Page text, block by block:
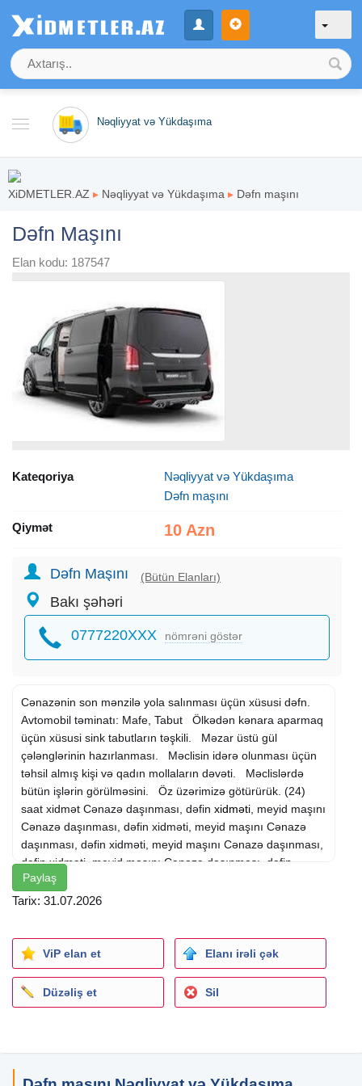
Nəqliyyat və Yükdaşıma
XiDMETLER.AZ ▸ Nəqliyyat və Yükdaşıma ▸ Dəfn maşını
Dəfn Maşını
Elan kodu: 187547
Kateqoriya
Nəqliyyat və Yükdaşıma
Dəfn maşını
Qiymət 10 Azn
Dəfn Maşını (Bütün Elanları)
Bakı şəhəri
0777220XXX nömrəni göstər
Cənazənin son mənzilə yola salınması üçün xüsusi dəfn.
Avtomobil təminatı: Mafe, Tabut Ölkədən kənara aparmaq
üçün xüsusi sink tabutların təşkili. Məzar üstü gül
çələnglərinin hazırlanması. Məclisin idərə olunması üçün
təhsil almış kişi və qadın mollaların dəvəti. Məclislərdə
bütün işlərin görülməsini. Öz üzərimizə götürürük. (24)
saat xidmət Cənazə daşınması, dəfin xidməti, meyid maşını
Cənazə daşınması, dəfin xidməti, meyid maşını Cənazə
daşınması, dəfin xidməti, meyid maşını Cənazə daşınması,
dəfin xidməti, meyid maşını Cənazə daşınması, dəfin
xidməti, meyid maşını defn
cenaze dasima cenaze masini
Paylaş
Tarix: 31.07.2026
ViP elan et Elanı irəli çək
Düzəliş et Sil